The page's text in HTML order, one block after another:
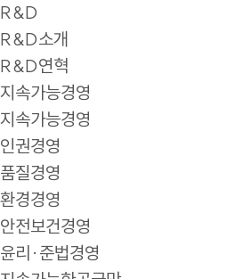
R&D
R&D소개
R&D연혁
지속가능경영
지속가능경영
인권경영
품질경영
환경경영
안전보건경영
윤리·준법경영